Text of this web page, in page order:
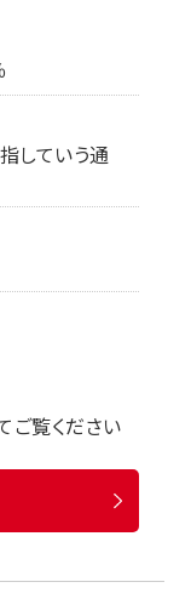
していう通
ご覧ください